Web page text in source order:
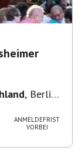
, Berlin-
ANMELDEFRIST
VORBEI